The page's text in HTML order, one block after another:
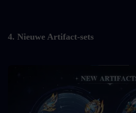
4. Nieuwe Artifact-sets